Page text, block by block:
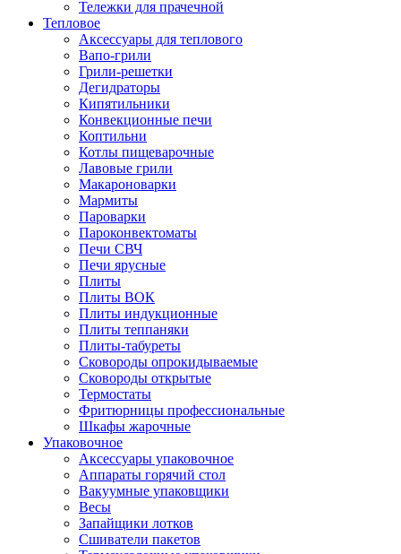
Тележки для прачечной
Тепловое
Аксессуары для теплового
Вапо-грили
Грили-решетки
Дегидраторы
Кипятильники
Конвекционные печи
Коптильни
Котлы пищеварочные
Лавовые грили
Макароноварки
Мармиты
Пароварки
Пароконвектоматы
Печи СВЧ
Печи ярусные
Плиты
Плиты ВОК
Плиты индукционные
Плиты теппаняки
Плиты-табуреты
Сковороды опрокидываемые
Сковороды открытые
Термостаты
Фритюрницы профессиональные
Шкафы жарочные
Упаковочное
Аксессуары упаковочное
Аппараты горячий стол
Вакуумные упаковщики
Весы
Запайщики лотков
Сшиватели пакетов